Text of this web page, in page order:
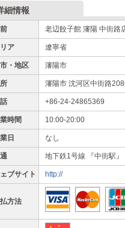
細情報
老辺餃子館 瀋陽 中街路
ア 遼寧省
・地区 瀋陽市
瀋陽市 沈河区中街路
+86-24-24865369
時間 10:00-20:00
日 なし
地下鉄1号線 『中街駅
ブサイト http://
方法